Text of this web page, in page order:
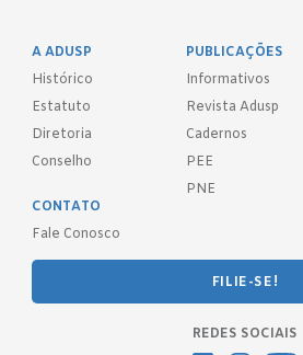
A ADUSP
Histórico
Estatuto
Diretoria
Conselho
PUBLICAÇÕES
Informativos
Revista Adusp
Cadernos
PEE
PNE
CONTATO
Fale Conosco
FILIE-SE!
REDES SOCIAIS